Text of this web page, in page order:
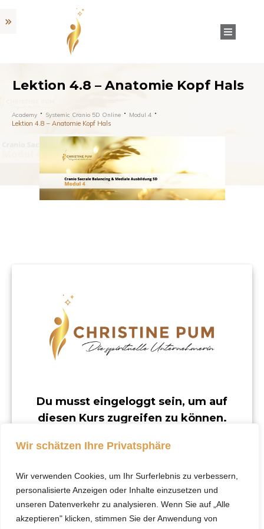
Wir schätzen Ihre Privatsphäre
Wir verwenden Cookies, um Ihr Surferlebnis zu verbessern,
personalisierte Anzeigen oder Inhalte einzusetzen und
unseren Datenverkehr zu analysieren. Wenn Sie auf „Alle
akzeptieren" klicken, stimmen Sie der Anwendung von
Lektion 4.8 – Anatomie Kopf Hals
Academy Systemic Cranio 5D Online Modul 4
Lektion 4.8 – Anatomie Kopf Hals
Du musst eingeloggt sein, um auf
diesen Kurs zugreifen zu können.
verfügbar.
Klicke hier, um dich
einzuloggen.